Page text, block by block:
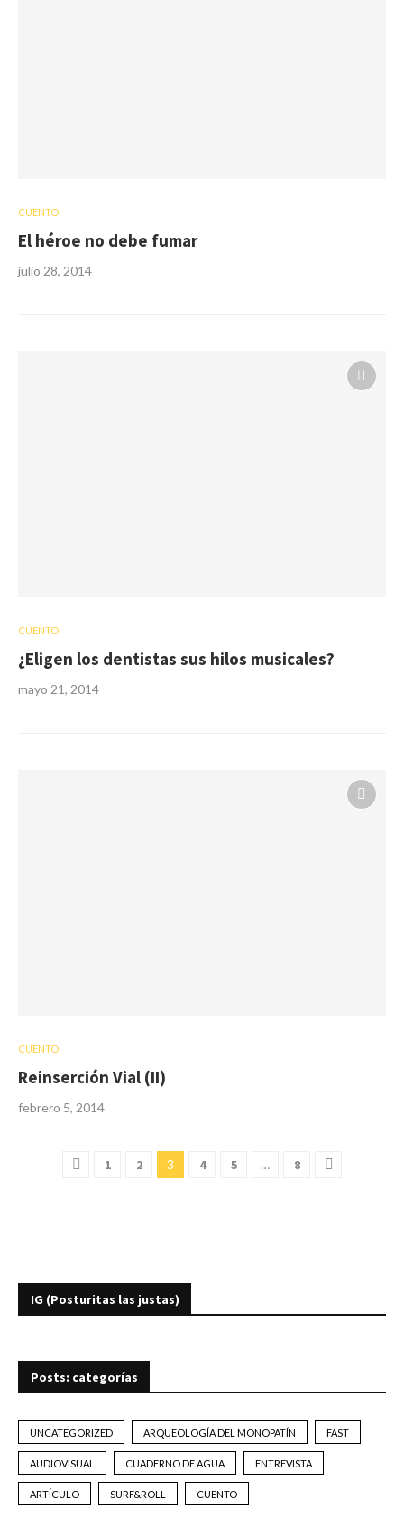
CUENTO
El héroe no debe fumar
julio 28, 2014
CUENTO
¿Eligen los dentistas sus hilos musicales?
mayo 21, 2014
CUENTO
Reinserción Vial (II)
febrero 5, 2014
1 2 3 4 5 … 8
IG (Posturitas las justas)
Posts: categorías
UNCATEGORIZED ARQUEOLOGÍA DEL MONOPATÍN FAST
AUDIOVISUAL CUADERNO DE AGUA ENTREVISTA
ARTÍCULO SURF&ROLL CUENTO